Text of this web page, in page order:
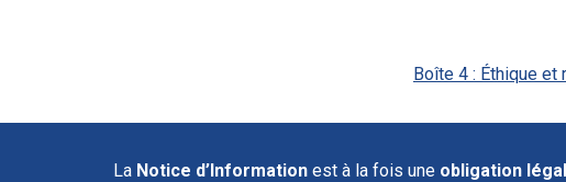
Boîte 4 : Éthique et
La Notice d’Informationest à la fois une obligation